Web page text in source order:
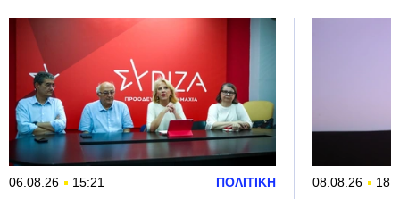
06.08.26 15:21 ΠΟΛΙΤΙΚΗ 08.08.26